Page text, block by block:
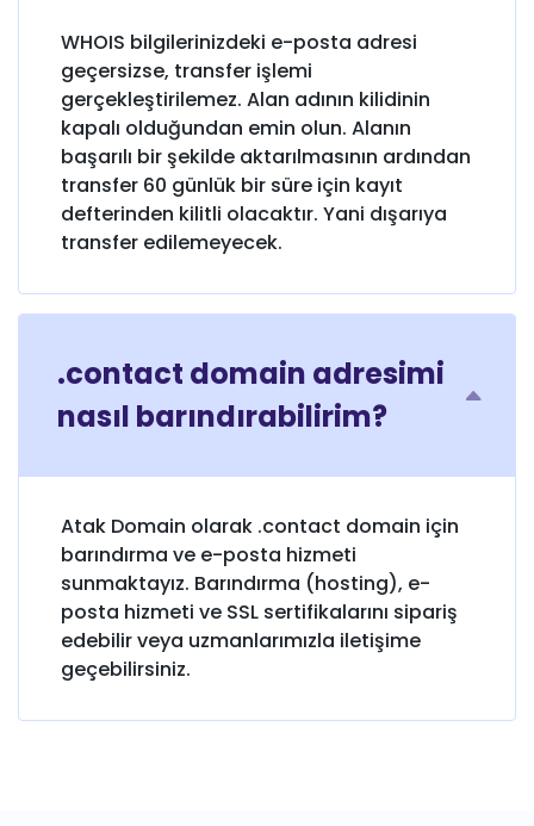
WHOIS bilgilerinizdeki e-posta adresi
geçersizse, transfer işlemi
gerçekleştirilemez. Alan adının kilidinin
kapalı olduğundan emin olun. Alanın
başarılı bir şekilde aktarılmasının ardından
transfer 60 günlük bir süre için kayıt
defterinden kilitli olacaktır. Yani dışarıya
transfer edilemeyecek.
.contact domain adresimi
nasıl barındırabilirim?
Atak Domain olarak .contact domain için
barındırma ve e-posta hizmeti
sunmaktayız. Barındırma (hosting), e-
posta hizmeti ve SSL sertifikalarını sipariş
edebilir veya uzmanlarımızla iletişime
geçebilirsiniz.